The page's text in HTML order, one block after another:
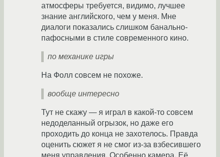
атмосферы требуется, видимо, лучшее
знание английского, чем у меня. Мне
диалоги показались слишком банально-
пафосными в стиле современного кино.
по механике игры
На Фолл совсем не похоже.
вообще интересно
Тут не скажу — я играл в какой-то совсем
недоделанный огрызок, но даже его
проходить до конца не захотелось. Правда
оценить сюжет я не смог из-за взбесившего